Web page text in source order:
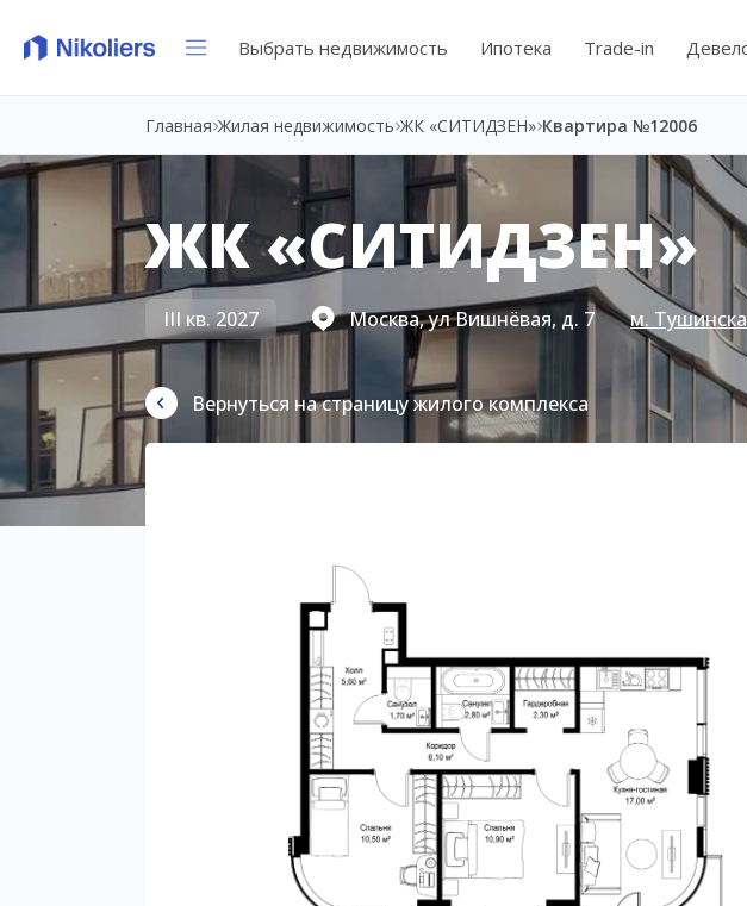
Выбрать недвижимость Ипотека Trade-in
Главная Жилая недвижимость ЖК «СИТИДЗЕН» Квартира №12006
ЖК «СИТИДЗЕН»
III кв. 2027 Москва, ул Вишнёвая, д. 7 м.
Вернуться на страницу жилого комплекса